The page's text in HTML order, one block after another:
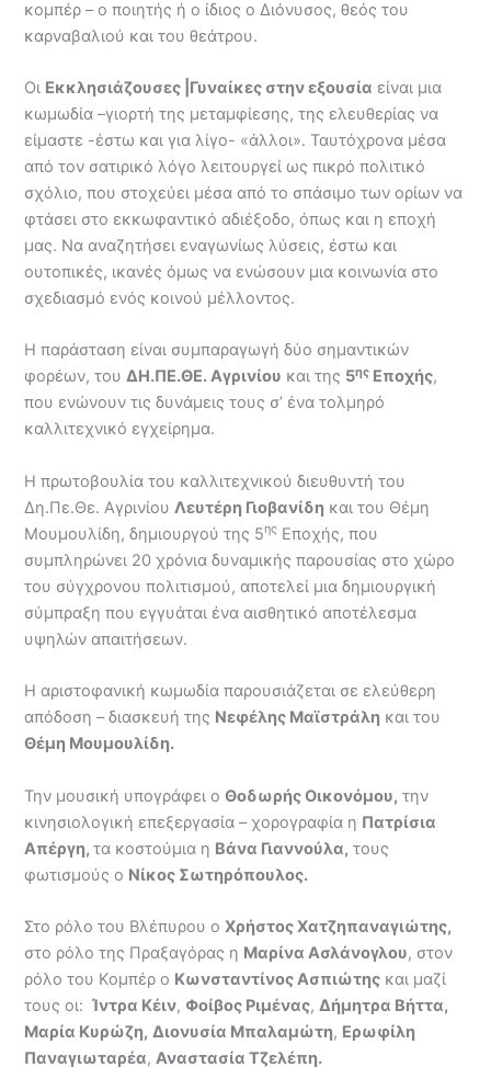
κομπέρ – ο ποιητής ή ο ίδιος ο Διόνυσος, θεός του
καρναβαλιού και του θεάτρου.
Οι Εκκλησιάζουσες |Γυναίκες στην εξουσία είναι μια
κωμωδία –γιορτή της μεταμφίεσης, της ελευθερίας να
είμαστε -έστω και για λίγο- «άλλοι». Ταυτόχρονα μέσα
από τον σατιρικό λόγο λειτουργεί ως πικρό πολιτικό
σχόλιο, που στοχεύει μέσα από το σπάσιμο των ορίων να
φτάσει στο εκκωφαντικό αδιέξοδο, όπως και η εποχή
μας. Να αναζητήσει εναγωνίως λύσεις, έστω και
ουτοπικές, ικανές όμως να ενώσουν μια κοινωνία στο
σχεδιασμό ενός κοινού μέλλοντος.
Η παράσταση είναι συμπαραγωγή δύο σημαντικών
φορέων, τουΔΗ.ΠΕ.ΘΕ. Αγρινίου και της 5ης Εποχής,
που ενώνουν τις δυνάμεις τους σ’ ένα τολμηρό
καλλιτεχνικό εγχείρημα.
Η πρωτοβουλία του καλλιτεχνικού διευθυντή του
Δη.Πε.Θε. ΑγρινίουΛευτέρη Γιοβανίδη και του Θέμη
Μουμουλίδη, δημιουργού της 5ης Εποχής, που
συμπληρώνει 20 χρόνια δυναμικής παρουσίας στο χώρο
του σύγχρονου πολιτισμού, αποτελεί μια δημιουργική
σύμπραξη που εγγυάται ένα αισθητικό αποτέλεσμα
υψηλών απαιτήσεων.
Η αριστοφανική κωμωδία παρουσιάζεται σε ελεύθερη
απόδοση – διασκευή της Νεφέλης Μαϊστράλη και του
Θέμη Μουμουλίδη.
Την μουσική υπογράφει οΘοδωρής Οικονόμου, την
κινησιολογική επεξεργασία – χορογραφία η Πατρίσια
Απέργη,τα κοστούμια η Βάνα Γιαννούλα, τους
φωτισμούς ο Νίκος Σωτηρόπουλος.
Στο ρόλο του Βλέπυρου οΧρήστος Χατζηπαναγιώτης,
στο ρόλο της Πραξαγόρας η Μαρίνα Ασλάνογλου, στον
ρόλο του Κομπέρ ο Κωνσταντίνος Ασπιώτης και μαζί
τους οι:Ίντρα Κέιν, Φοίβος Ριμένας,Δήμητρα Βήττα,
Μαρία Κυρώζη, Διονυσία Μπαλαμώτη, Ερωφίλη
Παναγιωταρέα,Αναστασία Τζελέπη.